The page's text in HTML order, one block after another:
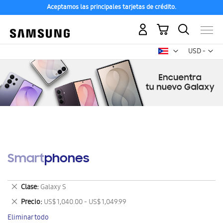
Aceptamos las principales tarjetas de crédito.
USD -
dólar
Mi carrito
Smartphones
Clase Galaxy S
Eliminar
este
artículo
Precio US$ 1,040.00 - US$ 1,049.99
Eliminar
este
Eliminar todo